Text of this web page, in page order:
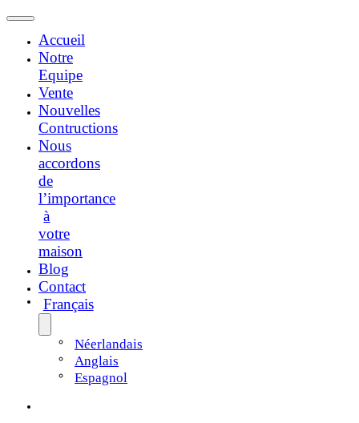
Accueil
Notre
Equipe
Vente
Nouvelles
Contructions
Nous
accordons
de
l’importance
à
votre
maison
Blog
Contact
Français
Néerlandais
Anglais
Espagnol